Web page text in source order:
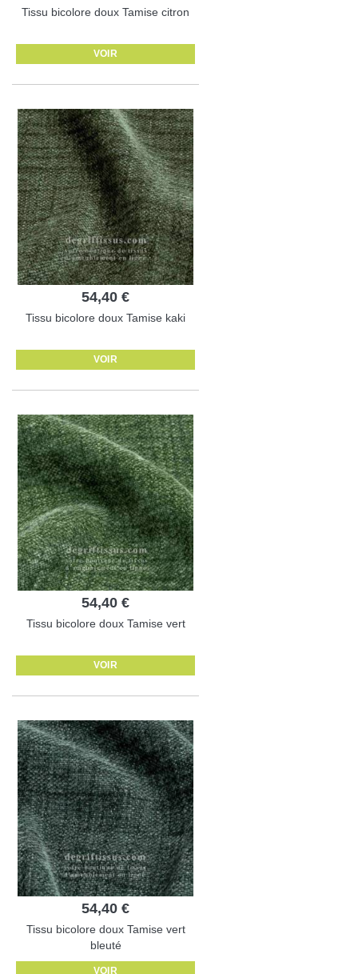
Tissu bicolore doux Tamise citron
VOIR
54,40 €
Tissu bicolore doux Tamise kaki
VOIR
54,40 €
Tissu bicolore doux Tamise vert
VOIR
54,40 €
Tissu bicolore doux Tamise vert
bleuté
VOIR